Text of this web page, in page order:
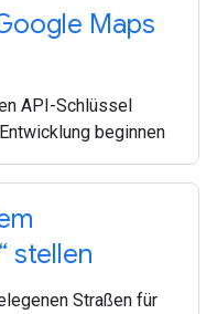
Maps
API-Schlüssel
beginnen
stellen
Straßen für